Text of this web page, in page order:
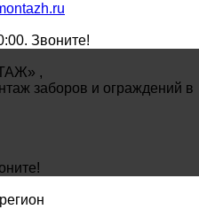
Звоните!
,
заборов и ограждений в